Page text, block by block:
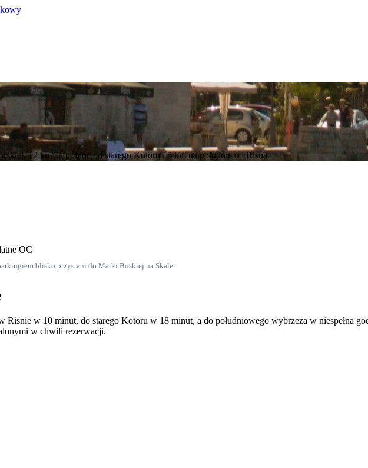
12 km na północ od starego Kotoru i 5 km na południe od Risna.
OC
blisko przystani do Matki Boskiej na Skale.
w 10 minut, do starego Kotoru w 18 minut, a do południowego wybrzeża w niespełna
w chwili rezerwacji.